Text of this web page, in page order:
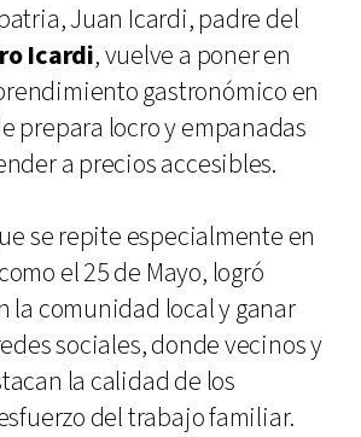
Juan Icardi, padre del
Icardi, vuelve a poner en
gastronómico en
prepara locro y empanadas
a precios accesibles.
se repite especialmente en
el 25 de Mayo, logró
la comunidad local y ganar
sociales, donde vecinos y
la calidad de los
del trabajo familiar.